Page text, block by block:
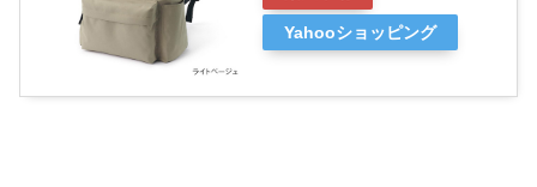
Yahooショッピング